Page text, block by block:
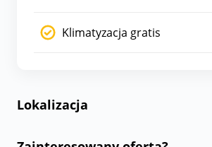
Klimatyzacja gratis
Lokalizacja